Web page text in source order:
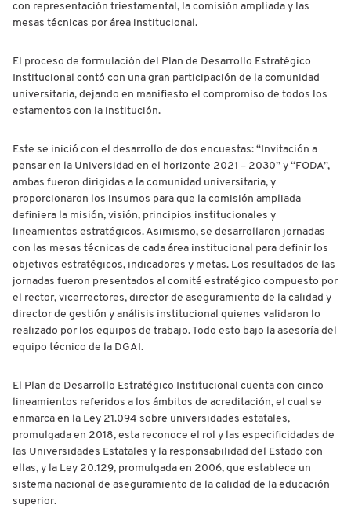
con representación triestamental, la comisión ampliada y las
mesas técnicas por área institucional.
El proceso de formulación del Plan de Desarrollo Estratégico
Institucional contó con una gran participación de la comunidad
universitaria, dejando en manifiesto el compromiso de todos los
estamentos con la institución.
Este se inició con el desarrollo de dos encuestas: “Invitación a
pensar en la Universidad en el horizonte 2021 – 2030” y “FODA”,
ambas fueron dirigidas a la comunidad universitaria, y
proporcionaron los insumos para que la comisión ampliada
definiera la misión, visión, principios institucionales y
lineamientos estratégicos. Asimismo, se desarrollaron jornadas
con las mesas técnicas de cada área institucional para definir los
objetivos estratégicos, indicadores y metas. Los resultados de las
jornadas fueron presentados al comité estratégico compuesto por
el rector, vicerrectores, director de aseguramiento de la calidad y
director de gestión y análisis institucional quienes validaron lo
realizado por los equipos de trabajo. Todo esto bajo la asesoría del
equipo técnico de la DGAI.
El Plan de Desarrollo Estratégico Institucional cuenta con cinco
lineamientos referidos a los ámbitos de acreditación, el cual se
enmarca en la Ley 21.094 sobre universidades estatales,
promulgada en 2018, esta reconoce el rol y las especificidades de
las Universidades Estatales y la responsabilidad del Estado con
ellas, y la Ley 20.129, promulgada en 2006, que establece un
sistema nacional de aseguramiento de la calidad de la educación
superior.